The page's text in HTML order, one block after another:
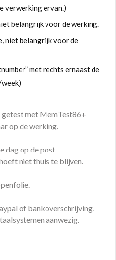
verwerking ervan.)
belangrijk voor de werking.
niet belangrijk voor de
met rechts ernaast de
met MemTest86+
op de werking.
dag op de post
niet thuis te blijven.
of bankoverschrijving.
aanwezig.